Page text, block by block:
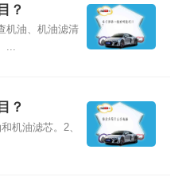
？
机油、机油滤清
...
？
机油滤芯。2、